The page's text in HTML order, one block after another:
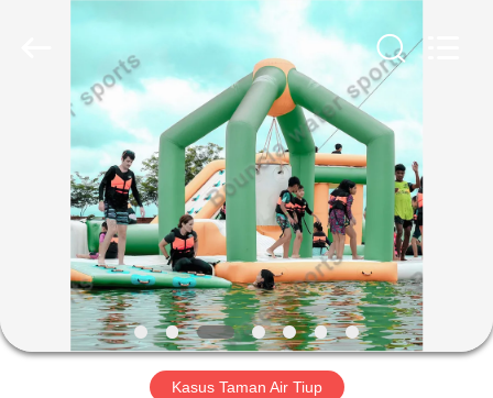
RUMAH
PRODUK
VIDEO
TENTANG
KAMI
Kasus Taman Air Tiup